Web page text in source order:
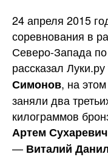
24 апреля 2015
соревнования в
Северо-Запада
рассказал
Симонов, на
заняли два
килограммов
Артем Сухаревич
— Виталий